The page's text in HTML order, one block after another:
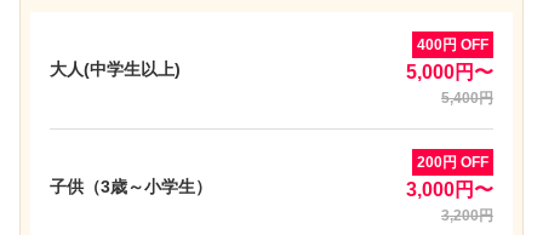
大人(中学生以上)
400円 OFF
5,000円〜
5,400円
子供（3歳～小学生）
200円 OFF
3,000円〜
3,200円